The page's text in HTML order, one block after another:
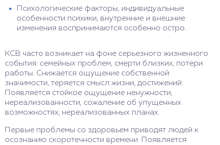
Психологические факторы, индивидуальные
особенности психики, внутренние и внешние
изменения воспринимаются особенно остро.
КСВ часто возникает на фоне серьезного жизненного
события: семейных проблем, смерти близких, потери
работы. Снижается ощущение собственной
значимости, теряется смысл жизни, достижений.
Появляется стойкое ощущение ненужности,
нереализованности, сожаление об упущенных
возможностях, нереализованных планах.
Первые проблемы со здоровьем приводят людей к
осознанию скоротечности времени. Появляется